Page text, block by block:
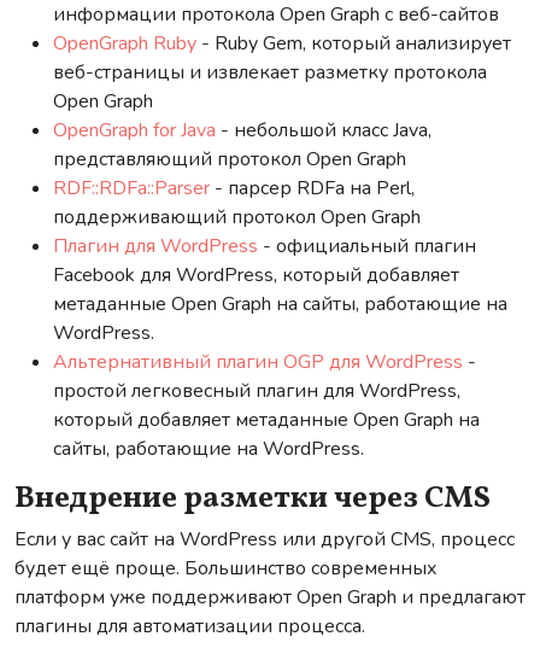
информации протокола Open Graph с веб-сайтов
OpenGraph Ruby - Ruby Gem, который анализирует
веб-страницы и извлекает разметку протокола
Open Graph
OpenGraph for Java - небольшой класс Java,
представляющий протокол Open Graph
RDF::RDFa::Parser - парсер RDFa на Perl,
поддерживающий протокол Open Graph
Плагин для WordPress - официальный плагин
Facebook для WordPress, который добавляет
метаданные Open Graph на сайты, работающие на
WordPress.
Альтернативный плагин OGP для WordPress -
простой легковесный плагин для WordPress,
который добавляет метаданные Open Graph на
сайты, работающие на WordPress.
Внедрение разметки через CMS
Если у вас сайт на WordPress или другой CMS, процесс
будет ещё проще. Большинство современных
платформ уже поддерживают Open Graph и предлагают
плагины для автоматизации процесса.